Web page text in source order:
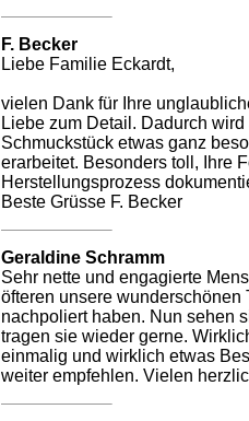
F. Becker
Liebe Familie Eckardt,
vielen Dank für Ihre
Liebe zum Detail. Dadurch
Schmuckstück etwas ganz
erarbeitet. Besonders toll, Ihre
Herstellungsprozess
Beste Grüsse F. Becker
Geraldine Schramm
Sehr nette und engagierte
öfteren unsere wunderschönen
nachpoliert haben. Nun sehen
tragen sie wieder gerne.
einmalig und wirklich etwas
weiter empfehlen. Vielen